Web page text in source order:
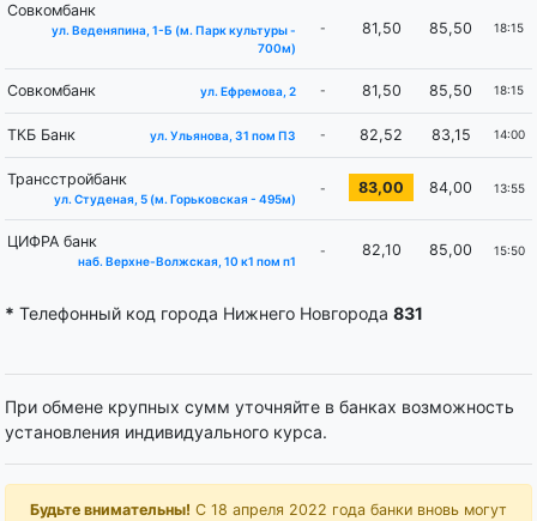
Совкомбанк
ул. Веденяпина, 1-Б (м. Парк культуры -
700м)
- 81,50 85,50 18:15
Совкомбанк ул. Ефремова, 2 - 81,50 85,50 18:15
ТКБ Банк ул. Ульянова, 31 пом П3 - 82,52 83,15 14:00
Трансстройбанк
ул. Студеная, 5 (м. Горьковская - 495м)
- 83,00 84,00 13:55
ЦИФРА банк
наб. Верхне-Волжская, 10 к1 пом п1
- 82,10 85,00 15:50
* Телефонный код города Нижнего Новгорода 831
При обмене крупных сумм уточняйте в банках возможность
установления индивидуального курса.
Будьте внимательны! С 18 апреля 2022 года банки вновь могут